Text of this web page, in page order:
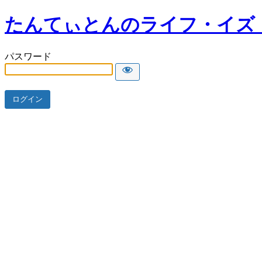
たんてぃとんのライフ・イズ
パスワード